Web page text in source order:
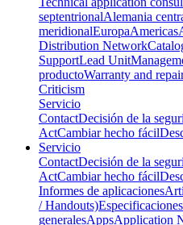
septentrionalAlemania
meridionalEuropaAmericas
Distribution Network
SupportLead Unit
productoWarranty and
Criticism
Servicio
ContactDecisión de la
ActCambiar hecho fácil
Servicio
ContactDecisión de la
ActCambiar hecho fácil
Informes de aplicaciones
/ Handouts)
generalesAppsApplication